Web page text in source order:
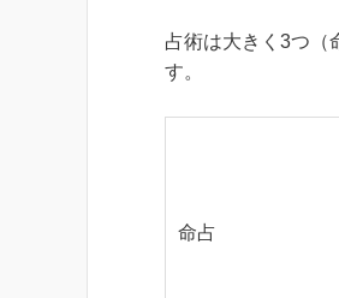
占術は大きく3つ（
す。
命占